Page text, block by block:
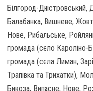
Білгород-Дністровський,
Балабанка, Вишневе,
Нове, Рибальське,
громада (село Кароліно-
громада (села Лиман,
Трапівка та Трихатки),
Бикоза, Випасне, Нове,